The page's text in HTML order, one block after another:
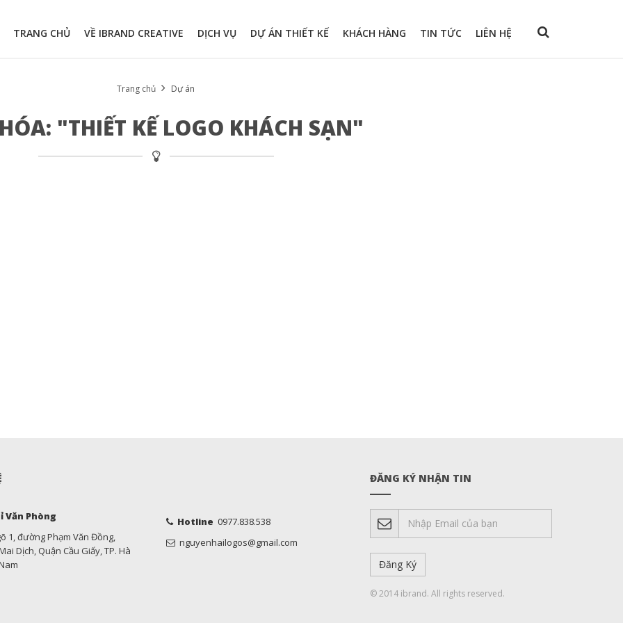
TRANG CHỦ VỀ IBRAND CREATIVE DỊCH VỤ DỰ ÁN THIẾT KẾ KHÁCH HÀNG TIN TỨC LIÊN HỆ
Trang chủ Dự án
"THIẾT KẾ LOGO KHÁCH SẠN"
Văn Phòng
1, đường Phạm Văn Đồng,
Dịch, Quận Cầu Giấy, TP. Hà
Hotline 0977.838.538
nguyenhailogos@gmail.com
ĐĂNG KÝ NHẬN TIN
© 2014 ibrand. All rights reserved.